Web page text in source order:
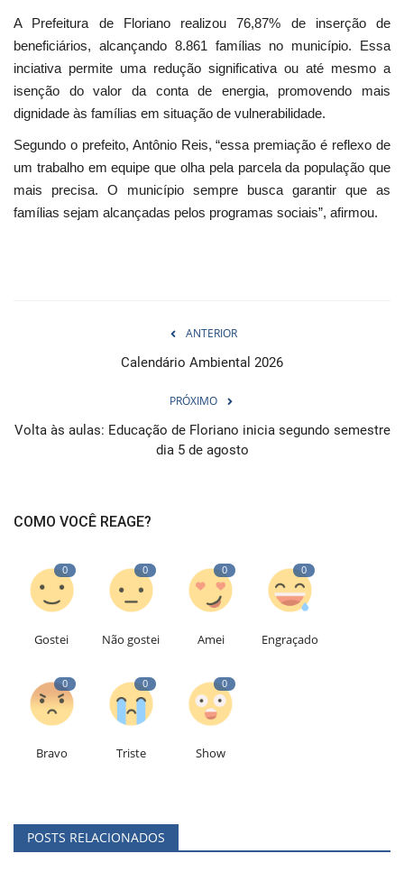
A Prefeitura de Floriano realizou 76,87% de inserção de
beneficiários, alcançando 8.861 famílias no município. Essa
inciativa permite uma redução significativa ou até mesmo a
isenção do valor da conta de energia, promovendo mais
dignidade às famílias em situação de vulnerabilidade.
Segundo o prefeito, Antônio Reis, “essa premiação é reflexo de
um trabalho em equipe que olha pela parcela da população que
mais precisa. O município sempre busca garantir que as
famílias sejam alcançadas pelos programas sociais”, afirmou.
ANTERIOR
Calendário Ambiental 2026
PRÓXIMO
Volta às aulas: Educação de Floriano inicia segundo semestre
dia 5 de agosto
COMO VOCÊ REAGE?
0
Gostei
0
Não gostei
0
Amei
0
Engraçado
0
Bravo
0
Triste
0
Show
POSTS RELACIONADOS